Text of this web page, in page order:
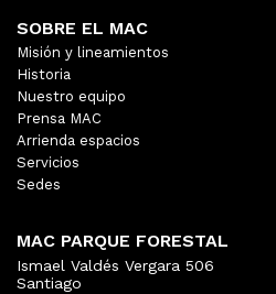
SOBRE EL MAC
Misión y lineamientos
Historia
Nuestro equipo
Prensa MAC
Arrienda espacios
Servicios
Sedes
MAC PARQUE FORESTAL
Ismael Valdés Vergara 506
Santiago